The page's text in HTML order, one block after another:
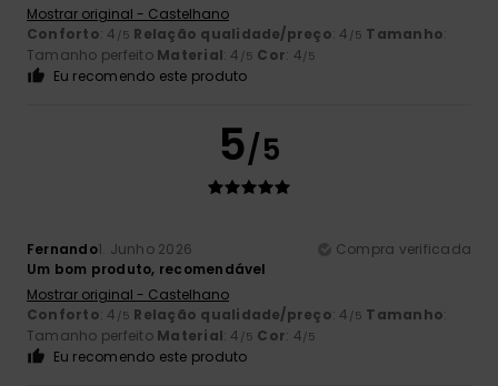
Mostrar original - Castelhano
Conforto: 4 /5 Relação qualidade/preço: 4 /5 Tamanho:
Tamanho perfeito Material: 4 /5 Cor: 4/5
Eu recomendo este produto
5/5
Fernando1. Junho 2026
Compra verificada
Um bom produto, recomendável
Mostrar original - Castelhano
Conforto: 4 /5 Relação qualidade/preço: 4 /5 Tamanho:
Tamanho perfeito Material: 4 /5 Cor: 4/5
Eu recomendo este produto